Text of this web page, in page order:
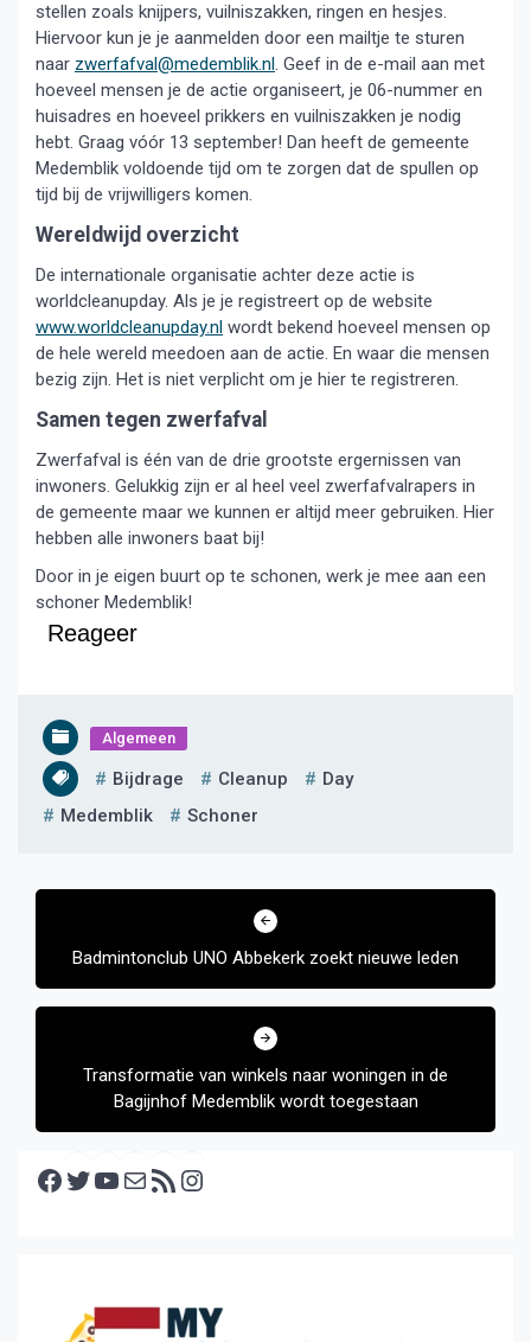
stellen zoals knijpers, vuilniszakken, ringen en hesjes.
Hiervoor kun je je aanmelden door een mailtje te sturen
naar zwerfafval@medemblik.nl. Geef in de e-mail aan met
hoeveel mensen je de actie organiseert, je 06-nummer en
huisadres en hoeveel prikkers en vuilniszakken je nodig
hebt. Graag vóór 13 september! Dan heeft de gemeente
Medemblik voldoende tijd om te zorgen dat de spullen op
tijd bij de vrijwilligers komen.
Wereldwijd overzicht
De internationale organisatie achter deze actie is
worldcleanupday. Als je je registreert op de website
www.worldcleanupday.nl wordt bekend hoeveel mensen op
de hele wereld meedoen aan de actie. En waar die mensen
bezig zijn. Het is niet verplicht om je hier te registreren.
Samen tegen zwerfafval
Zwerfafval is één van de drie grootste ergernissen van
inwoners. Gelukkig zijn er al heel veel zwerfafvalrapers in
de gemeente maar we kunnen er altijd meer gebruiken. Hier
hebben alle inwoners baat bij!
Door in je eigen buurt op te schonen, werk je mee aan een
schoner Medemblik!
Reageer
Algemeen
Bijdrage Cleanup
Day
Medemblik
Schoner
Bericht
Badmintonclub UNO Abbekerk zoekt nieuwe leden
Transformatie van winkels naar woningen in de
Bagijnhof Medemblik wordt toegestaan
Facebook Twitter YouTube E-mail RSS feed